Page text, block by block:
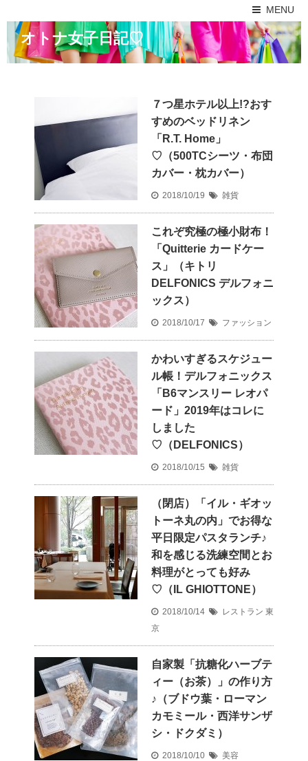
MENU
オトナ女子日記♡
７つ星ホテル以上!?おす
すめのベッドリネン
「R.T. Home」
♡（500TCシーツ・布団
カバー・枕カバー）
2018/10/19 雑貨
これぞ究極の極小財布！
「Quitterie カードケー
ス」（キトリ
DELFONICS デルフォニ
ックス）
2018/10/17 ファッション
かわいすぎるスケジュー
ル帳！デルフォニックス
「B6マンスリー レオパ
ード」2019年はコレに
しました
♡（DELFONICS）
2018/10/15 雑貨
（閉店）「イル・ギオッ
トーネ丸の内」でお得な
平日限定パスタランチ♪
和を感じる洗練空間とお
料理がとっても好み
♡（IL GHIOTTONE）
2018/10/14 レストラン 東
京
自家製「抗糖化ハーブテ
ィー（お茶）」の作り方
♪（ブドウ葉・ローマン
カモミール・西洋サンザ
シ・ドクダミ）
2018/10/10 美容